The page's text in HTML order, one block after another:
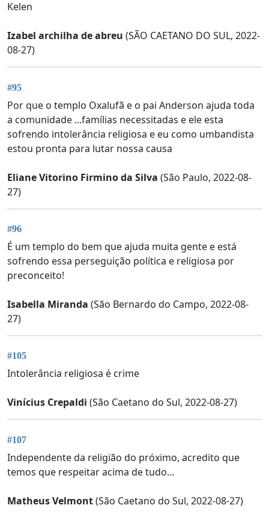
Kelen
Izabel archilha de abreu (SÃO CAETANO DO SUL, 2022-
08-27)
#95
Por que o templo Oxalufã e o pai Anderson ajuda toda
a comunidade ...famílias necessitadas e ele esta
sofrendo intolerância religiosa e eu como umbandista
estou pronta para lutar nossa causa
Eliane Vitorino Firmino da Silva (São Paulo, 2022-08-
27)
#96
É um templo do bem que ajuda muita gente e está
sofrendo essa perseguição política e religiosa por
preconceito!
Isabella Miranda (São Bernardo do Campo, 2022-08-
27)
#105
Intolerância religiosa é crime
Vinícius Crepaldi (São Caetano do Sul, 2022-08-27)
#107
Independente da religião do próximo, acredito que
temos que respeitar acima de tudo...
Matheus Velmont(São Caetano do Sul, 2022-08-27)